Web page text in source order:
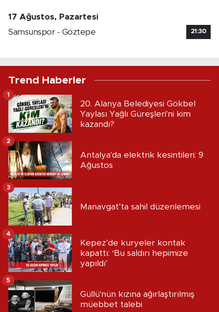
17 Ağustos, Pazartesi
Samsunspor - Göztepe
21:30
Trend Haberler
20. Alanya Belediyesi Gökbel
Yaylası Yağlı Güreşleri'ni kim
kazandı?
1
Antalya'da elektrik kesintileri: 9
Ağustos
2
Manavgat’ta sahil düzenlemesi
3
Kepez’de kuryeler kontak
kapattı: ‘Bu saldırı hepimize
yapıldı’
4
Güllü'nün kızına ağırlaştırılmış
müebbet talebi
5